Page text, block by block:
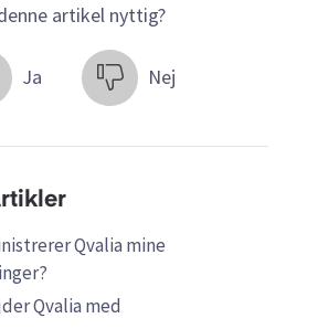
artikel nyttig?
Ja Nej
Qvalia mine
Qvalia med